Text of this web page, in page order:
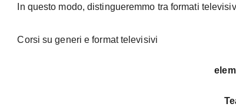
In questo modo, distingueremmo tra formati
Corsi su generi e format televisivi